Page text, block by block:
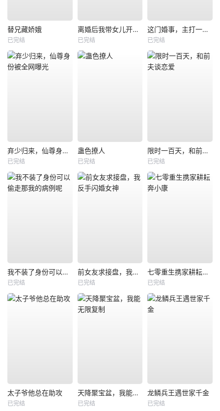
替兄藏娇娥
已完结
离婚后我带女儿开启新人生
已完结
这门婚事，主打一个反向饲养
已完结
弃少归来，仙尊身份被全网曝光
已完结
蛊色撩人
已完结
限时一百天，和前夫谈恋爱
已完结
我不装了身份可以偷走那我的病例呢
已完结
前女友求接盘，我反手闪婚女神
已完结
七零重生携家耕耘奔小康
已完结
太子爷他总在助攻
已完结
天降聚宝盆，我能无限复制
已完结
龙鳞兵王遇世家千金
已完结